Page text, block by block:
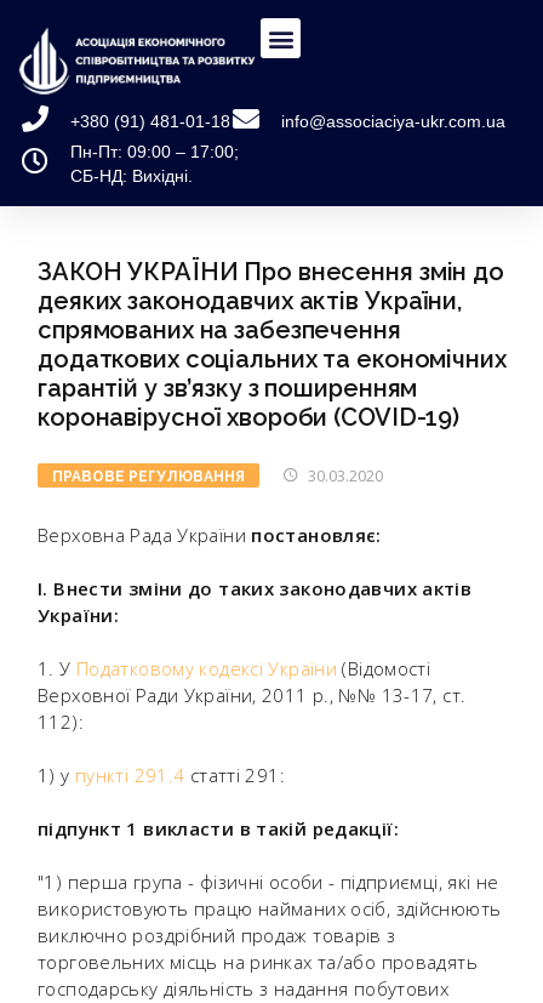
+380 (91) 481-01-18
info@associaciya-ukr.com.ua
Пн-Пт: 09:00 – 17:00;
СБ-НД: Вихідні.
ЗАКОН УКРАЇНИ Про внесення змін до
деяких законодавчих актів України,
спрямованих на забезпечення
додаткових соціальних та економічних
гарантій у зв’язку з поширенням
коронавірусної хвороби (COVID-19)
ПРАВОВЕ РЕГУЛЮВАННЯ 30.03.2020
Верховна Рада України постановляє:
I. Внести зміни до таких законодавчих актів
України:
1. У Податковому кодексі України (Відомості
Верховної Ради України, 2011 р., №№ 13-17, ст.
112):
1) у пункті 291.4 статті 291:
підпункт 1 викласти в такій редакції:
"1) перша група - фізичні особи - підприємці, які не
використовують працю найманих осіб, здійснюють
виключно роздрібний продаж товарів з
торговельних місць на ринках та/або провадять
господарську діяльність з надання побутових